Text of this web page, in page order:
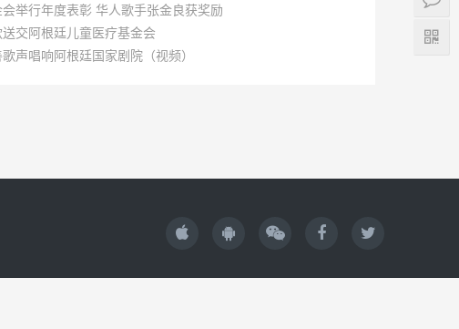
举行年度表彰 华人歌手张金良获奖励
交阿根廷儿童医疗基金会
声唱响阿根廷国家剧院（视频）